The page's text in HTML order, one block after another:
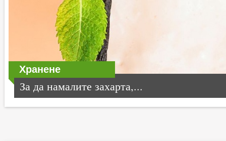
Хранене
За да намалите захарта,...